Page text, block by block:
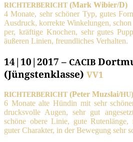
RICHTERBERICHT (Mark Wibier/D)
4 Mona­te, sehr schö­ner Typ, gutes
Aus­druck, kor­rek­te Win­ke­lun­gen,
per, kräf­ti­ge Kno­chen, sehr gutes
äuße­ren Lini­en, freund­li­ches Verhalten.
14|10|2017 – CACIB
(Jüngstenklasse) VV1
RICHTERBERICHT (Peter Muzslai/HU)
6 Mona­te alte Hün­din mit sehr
drucks­vol­le Augen, sehr gut
schö­ne obe­re Linie, gute Ruten­län­ge,
guter Cha­rak­ter, in der Bewe­gung sehr